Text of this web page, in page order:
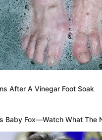
After A Vinegar Foot Soak
Baby Fox—Watch What The